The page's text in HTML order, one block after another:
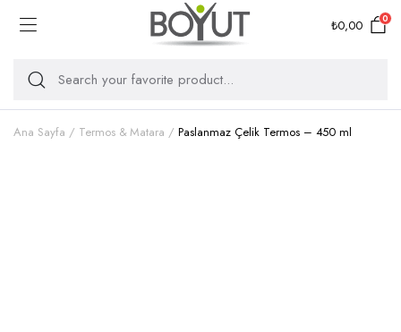
₺0,00 0
Ana Sayfa Termos & Matara Paslanmaz Çelik Termos – 450 ml